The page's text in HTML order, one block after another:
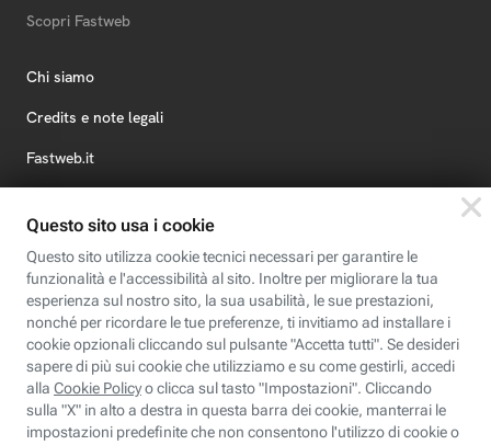
Scopri Fastweb
Chi siamo
Credits e note legali
Fastweb.it
Fastweb Digital Academy
STEP FuturAbility District
Insieme, siamo futuro